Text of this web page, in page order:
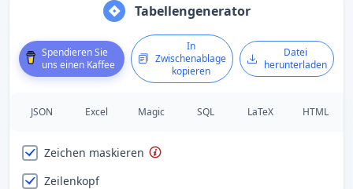
Tabellengenerator
Spendieren Sie
uns einen Kaffee
In
Zwischenablage
kopieren
Datei
herunterladen
JSON Excel Magic SQL LaTeX HTML
Zeichen maskieren
Zeilenkopf